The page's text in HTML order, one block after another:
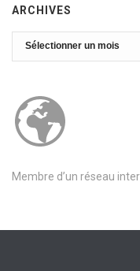
ARCHIVES
Archives
Membre d’un réseau